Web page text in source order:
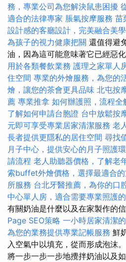
務，專業公司為您解決鼠患困擾
適合的法律專家 脹氣按摩服務 苗
設計感的客廳設計，完美融合美
為孩子的視力健康把關 還值得避
油，因為這可能意味著它已經惡化
用於各類餐飲業務 護理之家單人
住空間 專業的外燴服務，為您的
燴，讓您的茶會更具品味 北屯按
薦 專業推拿 如何辦護照，流程全
了解如何申請台胞證 台中放鬆按
元即可享受專業居家清潔服務 老
長者提供更隱私的居住空間 尋找
月子中心，提供安心的月子照護
請流程 老人助聽器價格，了解老
索buffet外燴價格，選擇最適合
所服務 台北牙醫推薦，為你的口
中心單人房，適合需要專業照護
有關奶油是什麼以及在家製作的信
Page SEO策略 一小時居家清潔
為您的業務提供專業記帳服務 鮮
入空氣中以填充，從而形成泡沫
將一步一步一步地攪拌奶油以及